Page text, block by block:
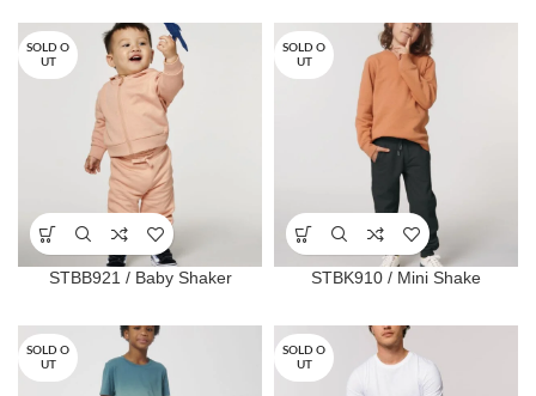
SOLD O
UT
STBB921 / Baby Shaker
SOLD O
UT
STBK910 / Mini Shake
SOLD O
UT
SOLD O
UT